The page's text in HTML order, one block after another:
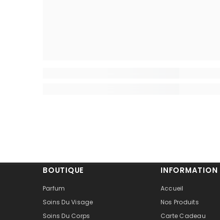
BOUTIQUE
Parfum
Soins Du Visage
Soins Du Corps
INFORMATION
Accueil
Nos Produits
Carte Cadeau